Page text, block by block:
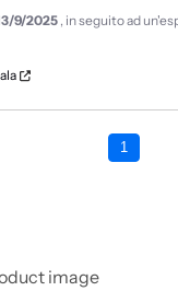
9/2025 , in seguito ad
1